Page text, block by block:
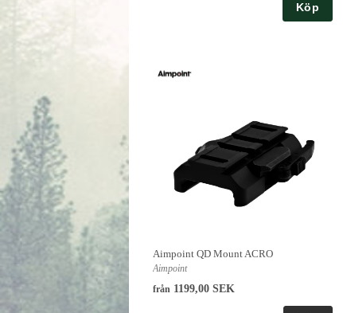
Köp
Aimpoint QD Mount ACRO
Aimpoint
från 1199,00 SEK